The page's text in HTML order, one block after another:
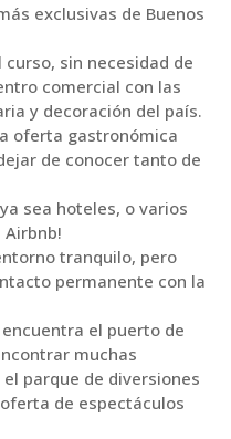
exclusivas de Buenos
sin necesidad de
comercial con las
y decoración del país.
oferta gastronómica
de conocer tanto de
sea hoteles, o varios
tranquilo, pero
permanente con la
el puerto de
muchas
parque de diversiones
de espectáculos